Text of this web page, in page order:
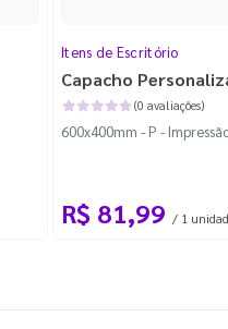
Itens de Escritório
Capacho
(0 avaliações)
600x400mm - P -
R$ 81,99 / 1